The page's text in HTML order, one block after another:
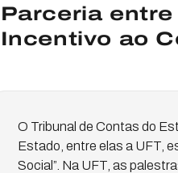
Parceria
Incentivo ao
O Tribunal de Contas do
Estado, entre elas a UFT,
Social”. Na UFT, as